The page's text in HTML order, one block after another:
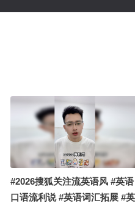
#2026搜狐关注流英语风 #英语
口语流利说 #英语词汇拓展 #英